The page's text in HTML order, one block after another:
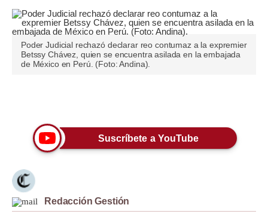
Editorial
Pregunta de hoy
Blogs
Viajes
Moda
Estilos
Mundo
Poder Judicial rechazó declarar reo contumaz a la expremier
Betssy Chávez, quien se encuentra asilada en la embajada
de México en Perú. (Foto: Andina).
Suscríbete a YouTube
Redacción Gestión